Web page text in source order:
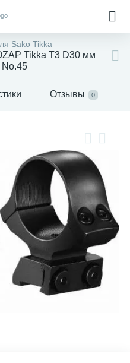
Sako Tikka
Tikka T3 D30 мм
No.45
Отзывы 0